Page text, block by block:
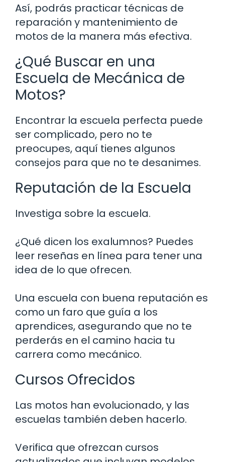
Así, podrás practicar técnicas de
reparación y mantenimiento de
motos de la manera más efectiva.
¿Qué Buscar en una
Escuela de Mecánica de
Motos?
Encontrar la escuela perfecta puede
ser complicado, pero no te
preocupes, aquí tienes algunos
consejos para que no te desanimes.
Reputación de la Escuela
Investiga sobre la escuela.
¿Qué dicen los exalumnos? Puedes
leer reseñas en línea para tener una
idea de lo que ofrecen.
Una escuela con buena reputación es
como un faro que guía a los
aprendices, asegurando que no te
perderás en el camino hacia tu
carrera como mecánico.
Cursos Ofrecidos
Las motos han evolucionado, y las
escuelas también deben hacerlo.
Verifica que ofrezcan cursos